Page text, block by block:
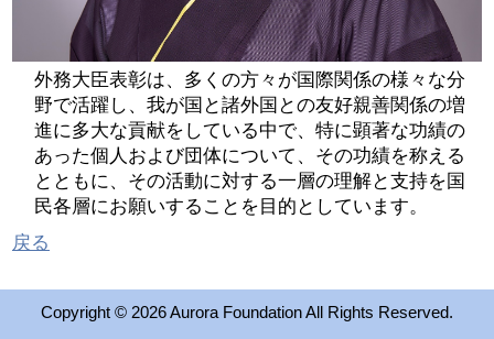
2022 Results
2021 Results
2019 Winner
2019 Results
2018 Winners
外務大臣表彰は、多くの方々が国際関係の様々な分
野で活躍し、我が国と諸外国との友好親善関係の増
進に多大な貢献をしている中で、特に顕著な功績の
あった個人および団体について、その功績を称える
とともに、その活動に対する一層の理解と支持を国
民各層にお願いすることを目的としています。
戻る
Copyright © 2026 Aurora Foundation All Rights Reserved.